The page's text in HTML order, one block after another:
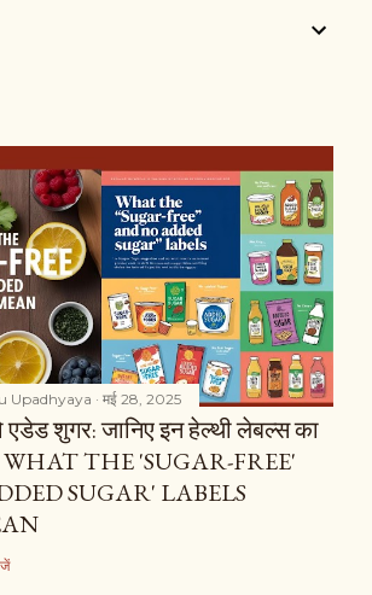
Upadhyaya मई 28, 2025
एडेड शुगर: जानिए इन हेल्थी लेबल्स का
THE 'SUGAR-FREE'
SUGAR' LABELS